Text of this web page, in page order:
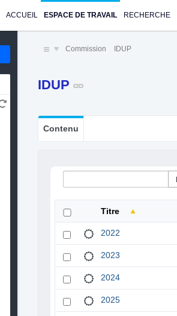
ACCUEIL ESPACE DE TRAVAIL RECHERCHE
Commission IDUP
IDUP
Contenu
Titre
2022
2023
2024
2025